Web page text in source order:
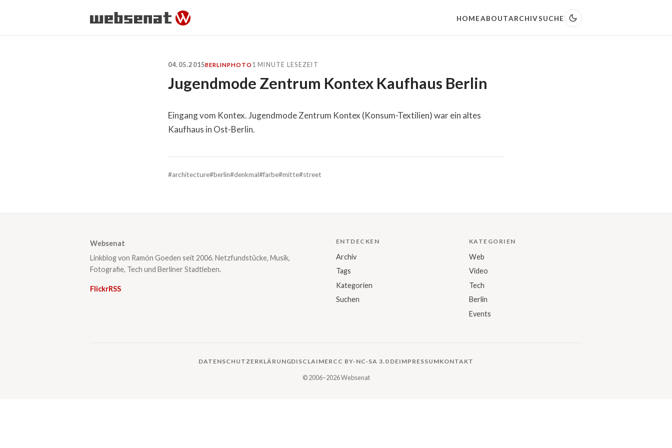
HOMEABOUTARCHIVSUCHE
04.05.2015BERLINPHOTO 1 MINUTE LESEZEIT
Jugendmode Zentrum Kontex Kaufhaus Berlin
Eingang vom Kontex. Jugendmode Zentrum Kontex (Konsum-Textilien) war ein altes
Kaufhaus in Ost-Berlin.
#architecture#berlin#denkmal#farbe#mitte#street
Websenat
Linkblog von Ramón Goeden seit 2006. Netzfundstücke, Musik,
Fotografie, Tech und Berliner Stadtleben.
FlickrRSS
ENTDECKEN
Archiv
Tags
Kategorien
Suchen
KATEGORIEN
Web
Video
Tech
Berlin
Events
DATENSCHUTZERKLÄRUNGDISCLAIMER CC BY-NC-SA 3.0 DEIMPRESSUMKONTAKT
© 2006–2026 Websenat